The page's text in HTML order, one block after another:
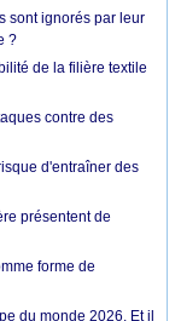
sont ignorés par leur
?
de la filière textile
contre des
d'entraîner des
présentent de
forme de
du monde 2026. Et il